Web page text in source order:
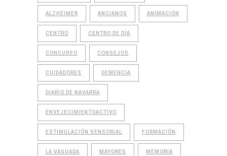
ALZHEIMER ANCIANOS ANIMACIÓN
CENTRO CENTRO DE DÍA
CONCURSO CONSEJOS
CUIDADORES DEMENCIA
DIARIO DE NAVARRA
ENVEJECIMIENTOACTIVO
ESTIMULACIÓN SENSORIAL FORMACIÓN
LA VAGUADA MAYORES MEMORIA